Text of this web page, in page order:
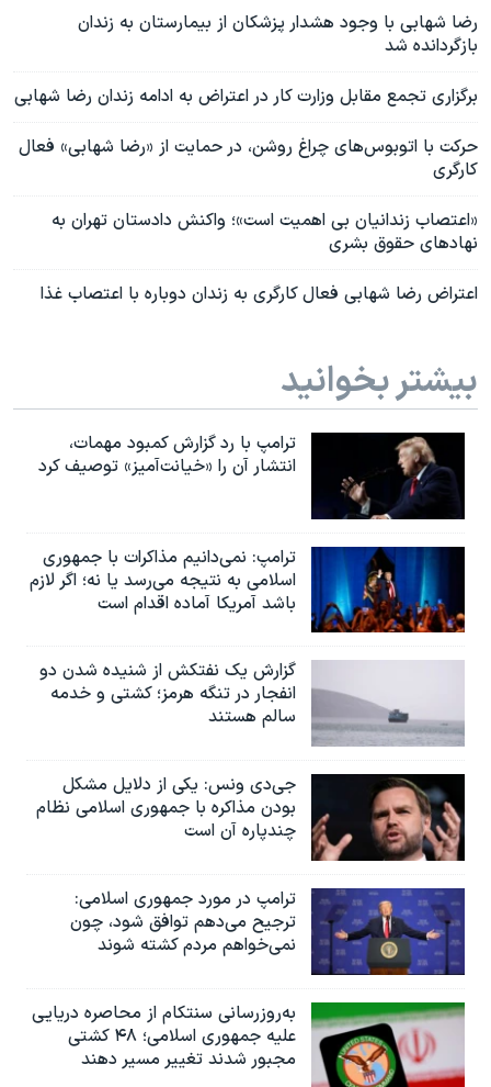
رضا شهابی با وجود هشدار پزشکان از بیمارستان به زندان
بازگردانده شد
برگزاری تجمع مقابل وزارت کار در اعتراض به ادامه زندان رضا شهابی
حرکت با اتوبوس‌های چراغ روشن، در حمایت از «رضا شهابی» فعال
کارگری
«اعتصاب زندانیان بی اهمیت است»؛ واکنش دادستان تهران به
نهادهای حقوق بشری
اعتراض رضا شهابی فعال کارگری به زندان دوباره با اعتصاب غذا
بیشتر بخوانید
ترامپ با رد گزارش کمبود مهمات،
انتشار آن را «خیانت‌آمیز» توصیف کرد
ترامپ: نمی‌دانیم مذاکرات با جمهوری
اسلامی به نتیجه می‌رسد یا نه؛ اگر لازم
باشد آمریکا آماده اقدام است
گزارش یک نفتکش از شنیده شدن دو
انفجار در تنگه هرمز؛ کشتی و خدمه
سالم هستند
جی‌دی ونس: یکی از دلایل مشکل
بودن مذاکره با جمهوری اسلامی نظام
چندپاره آن است
ترامپ در مورد جمهوری اسلامی:
ترجیح می‌دهم توافق شود، چون
نمی‌خواهم مردم کشته شوند
به‌روزرسانی سنتکام از محاصره دریایی
علیه جمهوری اسلامی؛ ۴۸ کشتی
مجبور شدند تغییر مسیر دهند